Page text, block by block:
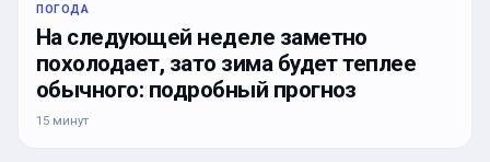
ПОГОДА
На следующей неделе заметно
похолодает, зато зима будет теплее
обычного: подробный прогноз
15 минут